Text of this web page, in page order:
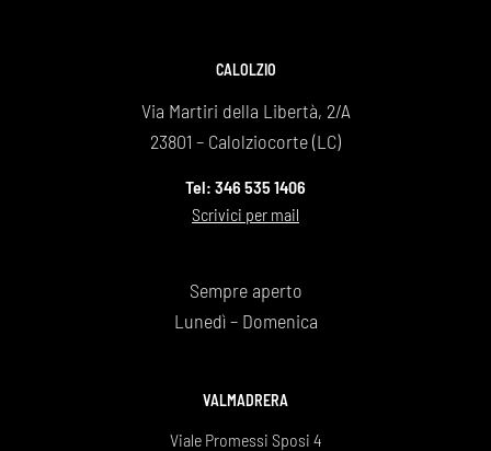
CALOLZIO
Via Martiri della Libertà, 2/A
23801 – Calolziocorte (LC)
Tel: 346 535 1406
Scrivici per mail
Sempre aperto
Lunedì – Domenica
VALMADRERA
Viale Promessi Sposi 4